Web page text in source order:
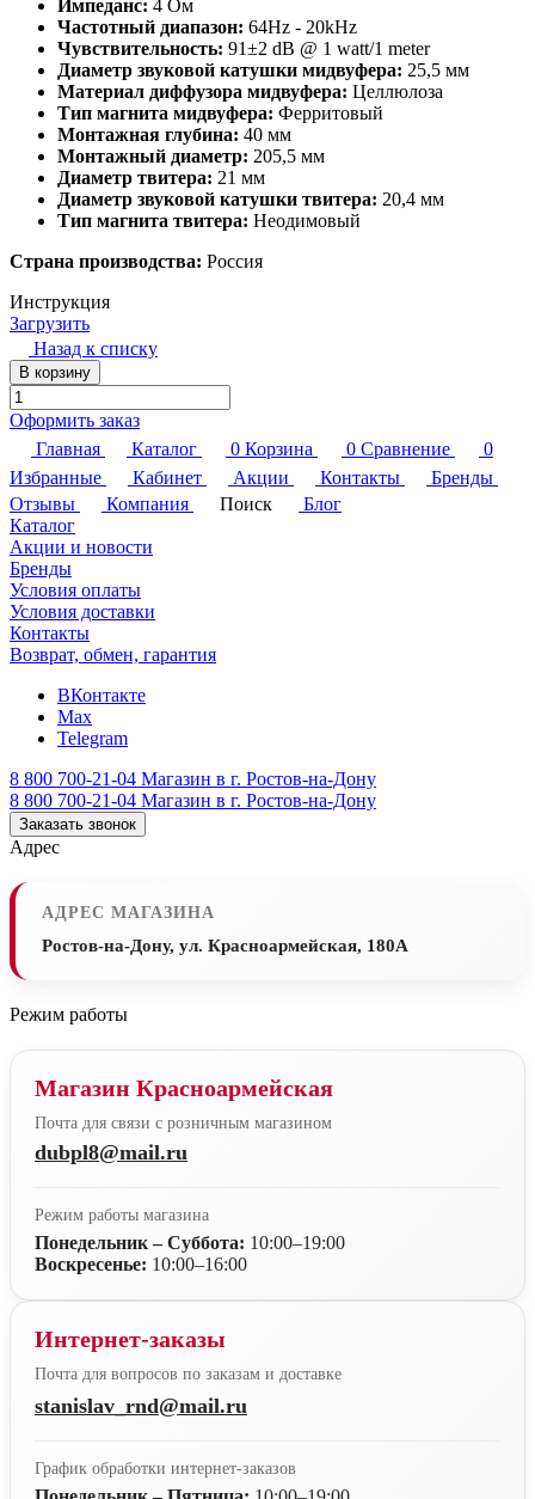
Импеданс: 4 Ом
Частотный диапазон: 64Hz - 20kHz
Чувствительность: 91±2 dB @ 1 watt/1 meter
Диаметр звуковой катушки мидвуфера: 25,5 мм
Материал диффузора мидвуфера: Целлюлоза
Тип магнита мидвуфера: Ферритовый
Монтажная глубина: 40 мм
Монтажный диаметр: 205,5 мм
Диаметр твитера: 21 мм
Диаметр звуковой катушки твитера: 20,4 мм
Тип магнита твитера: Неодимовый
Страна производства: Россия
Инструкция
Загрузить
Назад к списку
В корзину
Оформить заказ
Главная
Каталог 0 Корзина 0 Сравнение
0
Избранные
Кабинет Акции Контакты
Бренды
Отзывы
Компания Поиск
Блог
Каталог
Акции и новости
Бренды
Условия оплаты
Условия доставки
Контакты
Возврат, обмен, гарантия
ВКонтакте
Max
Telegram
8 800 700-21-04 Магазин в г. Ростов-на-Дону
8 800 700-21-04 Магазин в г. Ростов-на-Дону
Заказать звонок
Адрес
АДРЕС МАГАЗИНА
Ростов-на-Дону, ул. Красноармейская, 180А
Режим работы
Магазин Красноармейская
Почта для связи с розничным магазином
dubpl8@mail.ru
Режим работы магазина
Понедельник – Суббота: 10:00–19:00
Воскресенье: 10:00–16:00
Интернет-заказы
Почта для вопросов по заказам и доставке
stanislav_rnd@mail.ru
График обработки интернет-заказов